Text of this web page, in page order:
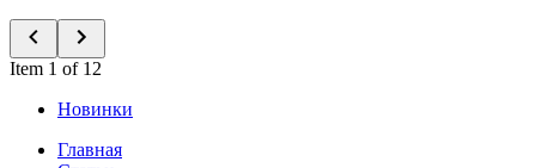
Item 1 of 12
Новинки
Главная